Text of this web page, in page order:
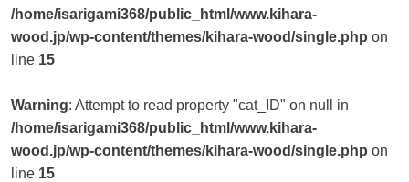
/home/isarigami368/public_html/www.kihara-
wood.jp/wp-content/themes/kihara-wood/single.php on
line 15
Warning: Attempt to read property "cat_ID" on null in
/home/isarigami368/public_html/www.kihara-
wood.jp/wp-content/themes/kihara-wood/single.php on
line 15